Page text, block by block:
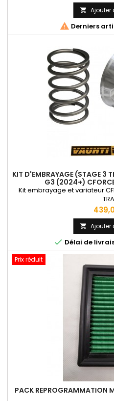
 Ajouter
 Derniers
KIT D'EMBRAYAGE (STAGE 3
G3 (2024+)
Kit embrayage et variateur
Prix
 Ajouter
 Délai de
Prix réduit
PACK REPROGRAMMATION